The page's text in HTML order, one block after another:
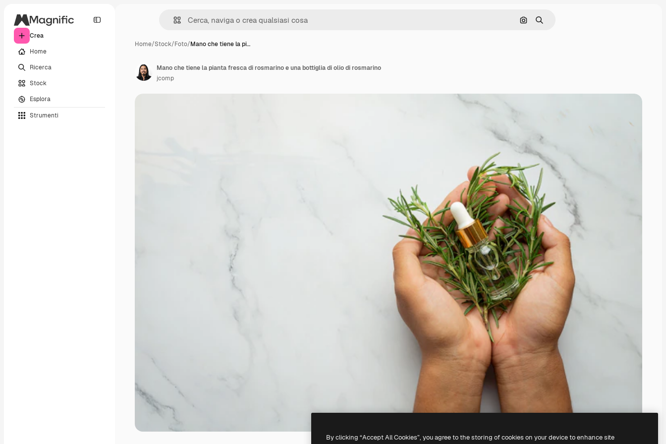
Crea
Home
Ricerca
Stock
Esplora
Strumenti
Cerca per immagine
Ricerca
Home/Stock/Foto/Mano che tiene la pi…
Mano che tiene la pianta fresca di rosmarino e una bottiglia di olio di rosmarino
jcomp
By clicking “Accept All Cookies”, you agree to the storing of cookies on your device to enhance site